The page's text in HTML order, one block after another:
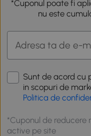
*Cuponul poate fi
nu este
Sunt de acord cu
in scopuri de
Politica de
*Cuponul de reducere
active pe site